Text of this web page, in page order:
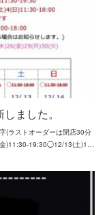
ました。
(ラストオーダーは閉店30分
)11:30-19:30◯12/13(土)1…